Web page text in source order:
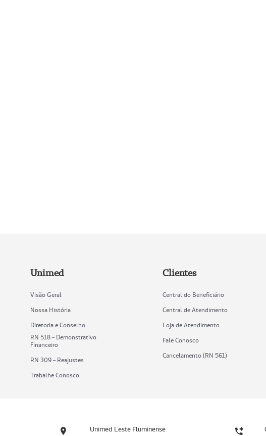
Unimed
Visão Geral
Nossa História
Diretoria e Conselho
RN 518 - Demonstrativo
Financeiro
RN 309 - Reajustes
Trabalhe Conosco
Clientes
Central do Beneficiário
Central de Atendimento
Loja de Atendimento
Fale Conosco
Cancelamento (RN 561)
Unimed Leste Fluminense